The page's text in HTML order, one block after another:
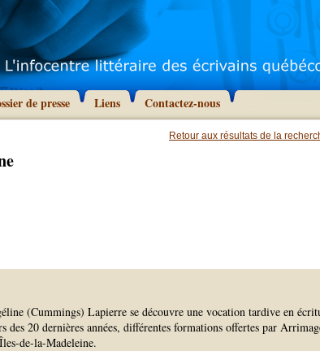
de presse Liens Contactez-nous
Retour aux résultats de la
(Cummings) Lapierre se découvre une vocation tardive en
des 20 dernières années, différentes formations offertes par
de-la-Madeleine.